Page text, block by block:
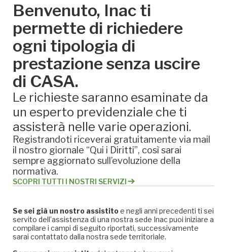
Benvenuto, Inac ti
permette di richiedere
ogni tipologia di
prestazione senza uscire
di CASA.
Le richieste saranno esaminate da
un esperto previdenziale che ti
assisterà nelle varie operazioni.
Registrandoti riceverai gratuitamente via mail
il nostro giornale “Qui i Diritti”, così sarai
sempre aggiornato sull’evoluzione della
normativa.
SCOPRI TUTTI I NOSTRI SERVIZI
Se sei già un nostro assistitoe negli anni precedenti ti sei
servito dell’assistenza di una nostra sede Inac puoi iniziare a
compilare i campi di seguito riportati, successivamente
sarai contattato dalla nostra sede territoriale.